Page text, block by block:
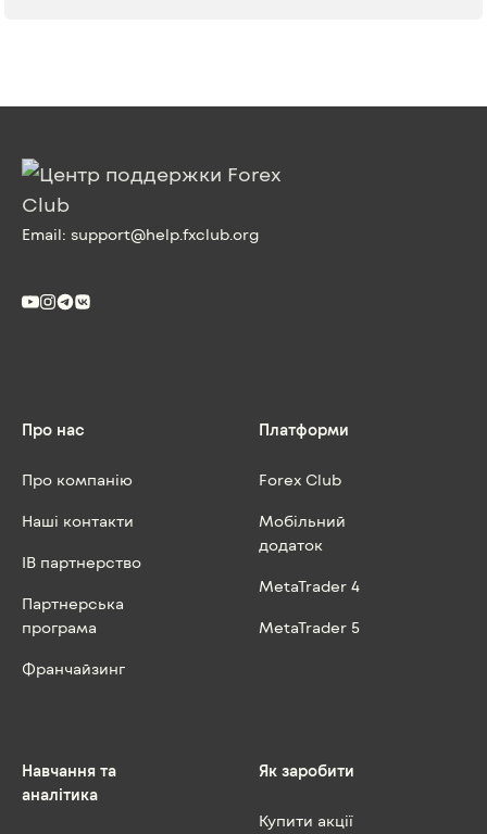
Email: support@help.fxclub.org
Про нас
Про компанію
Наші контакти
IB партнерство
Партнерська
програма
Франчайзинг
Платформи
Forex Club
Мобільний
додаток
MetaTrader 4
MetaTrader 5
Навчання та
аналітика
Як заробити
Купити акції